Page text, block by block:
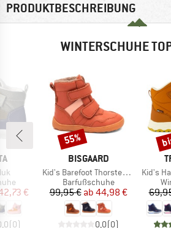
PRODUKTBESCHREIBUNG
WINTERSCHUHE
Preis
€
(0)
MARKE
BISGAARD
Artikel
Kid's Barefoot Thorsten Tex
Produktgruppe
Barfußschuhe
Preis
99,95 € reduzierter Preis
ab 44,98 €
0,0(0)
Rabatt
55%
Artikel
Kid's